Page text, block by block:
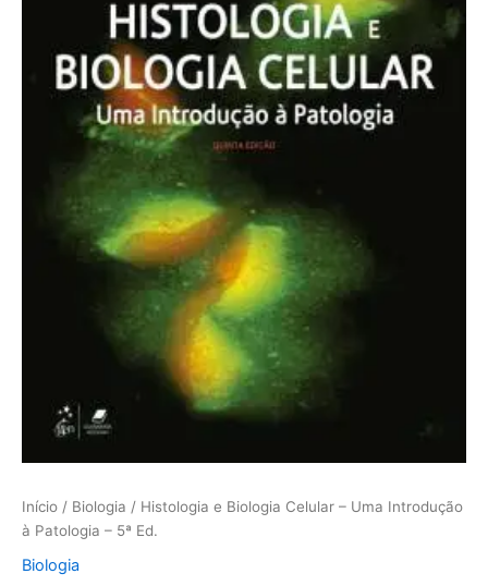
Início / Biologia / Histologia e Biologia Celular – Uma Introdução
à Patologia – 5ª Ed.
Biologia
quantidade